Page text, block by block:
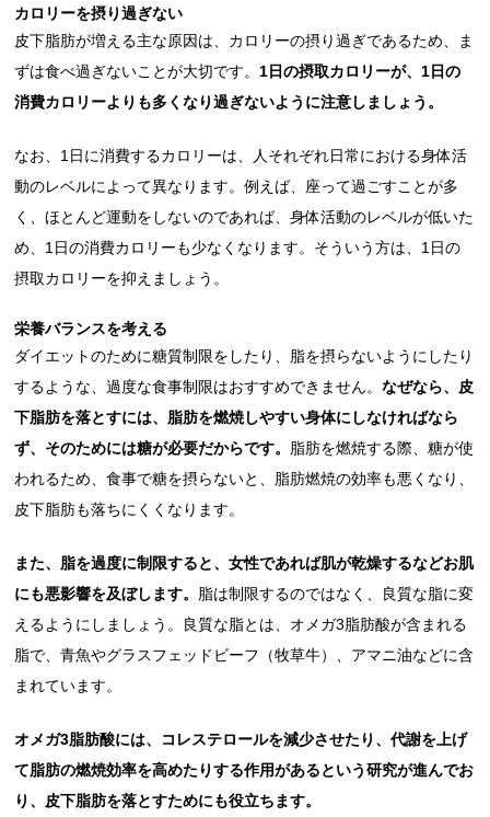
カロリーを摂り過ぎない
皮下脂肪が増える主な原因は、カロリーの摂り過ぎであるため、ま
ずは食べ過ぎないことが大切です。 1日の摂取カロリーが、1日の
消費カロリーよりも多くなり過ぎないように注意しましょう。
なお、1日に消費するカロリーは、人それぞれ日常における身体活
動のレベルによって異なります。例えば、座って過ごすことが多
く、ほとんど運動をしないのであれば、身体活動のレベルが低いた
め、1日の消費カロリーも少なくなります。そういう方は、1日の
摂取カロリーを抑えましょう。
栄養バランスを考える
ダイエットのために糖質制限をしたり、脂を摂らないようにしたり
するような、過度な食事制限はおすすめできません。なぜなら、皮
下脂肪を落とすには、脂肪を燃焼しやすい身体にしなければなら
ず、そのためには糖が必要だからです。 脂肪を燃焼する際、糖が使
われるため、食事で糖を摂らないと、脂肪燃焼の効率も悪くなり、
皮下脂肪も落ちにくくなります。
また、脂を過度に制限すると、女性であれば肌が乾燥するなどお肌
にも悪影響を及ぼします。 脂は制限するのではなく、良質な脂に変
えるようにしましょう。良質な脂とは、オメガ3脂肪酸が含まれる
脂で、青魚やグラスフェッドビーフ（牧草牛）、アマニ油などに含
まれています。
オメガ3脂肪酸には、コレステロールを減少させたり、代謝を上げ
て脂肪の燃焼効率を高めたりする作用があるという研究が進んでお
り、皮下脂肪を落とすためにも役立ちます。